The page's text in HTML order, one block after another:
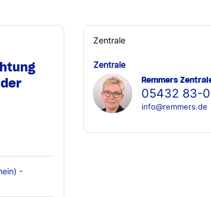
-
Zentrale
Zentrale
Remmers
05432 83-0
info@remmers.de